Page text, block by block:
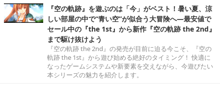
『空の軌跡』を遊ぶのは「今」がベスト！暑い夏、涼
しい部屋の中で“青い空”が似合う大冒険へ―最安値で
セール中の『the 1st』から新作『空の軌跡 the 2nd』
まで駆け抜けよう
『空の軌跡 the 2nd』の発売が目前に迫る今こそ、『空の
軌跡 the 1st』から遊び始める絶好のタイミング！ 快適に
なったゲームシステムや新要素を交えながら、今遊びたい
本シリーズの魅力を紹介します。